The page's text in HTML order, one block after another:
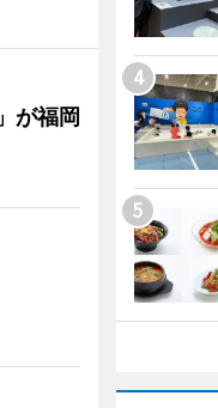
が福岡